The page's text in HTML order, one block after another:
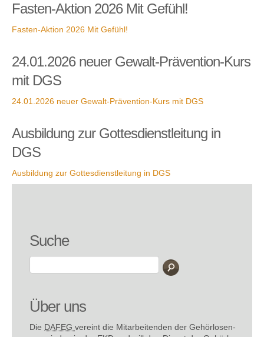
Fasten-Aktion 2026 Mit Gefühl!
Fasten-Aktion 2026 Mit Gefühl!
24.01.2026 neuer Gewalt-Prävention-Kurs
mit DGS
24.01.2026 neuer Gewalt-Prävention-Kurs mit DGS
Ausbildung zur Gottesdienstleitung in
DGS
Ausbildung zur Gottesdienstleitung in DGS
Suche
Über uns
Die DAFEG vereint die Mitarbeitenden der Gehör­losen­